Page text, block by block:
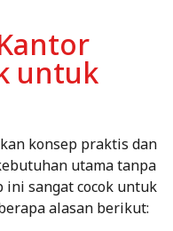
untuk
konsep praktis dan
utama tanpa
ini sangat cocok untuk
alasan berikut: